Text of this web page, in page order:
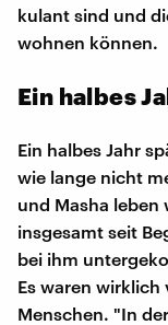
kulant sind und
wohnen können.
Ein halbes
Ein halbes Jahr
wie lange nicht
und Masha leben
insgesamt seit
bei ihm
Es waren
Menschen. "In